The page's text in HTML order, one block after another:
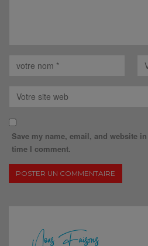
Save my name, email, and website
time I comment.